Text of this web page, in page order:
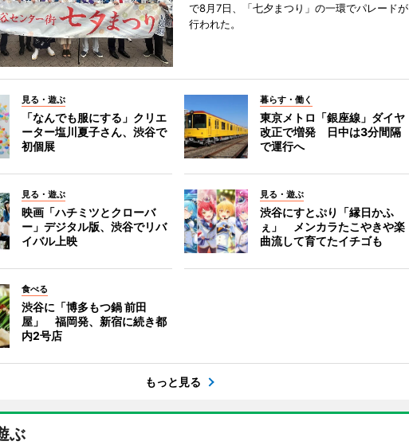
で8月7日、「七夕まつり」の一環でパレードが
行われた。
見る・遊ぶ
「なんでも服にする」クリエ
ーター塩川夏子さん、渋谷で
初個展
暮らす・働く
東京メトロ「銀座線」ダイヤ
改正で増発 日中は3分間隔
で運行へ
見る・遊ぶ
映画「ハチミツとクローバ
ー」デジタル版、渋谷でリバ
イバル上映
見る・遊ぶ
渋谷にすとぷり「縁日かふ
ぇ」 メンカラたこやきや楽
曲流して育てたイチゴも
食べる
渋谷に「博多もつ鍋 前田
屋」 福岡発、新宿に続き都
内2号店
もっと見る
ぶ